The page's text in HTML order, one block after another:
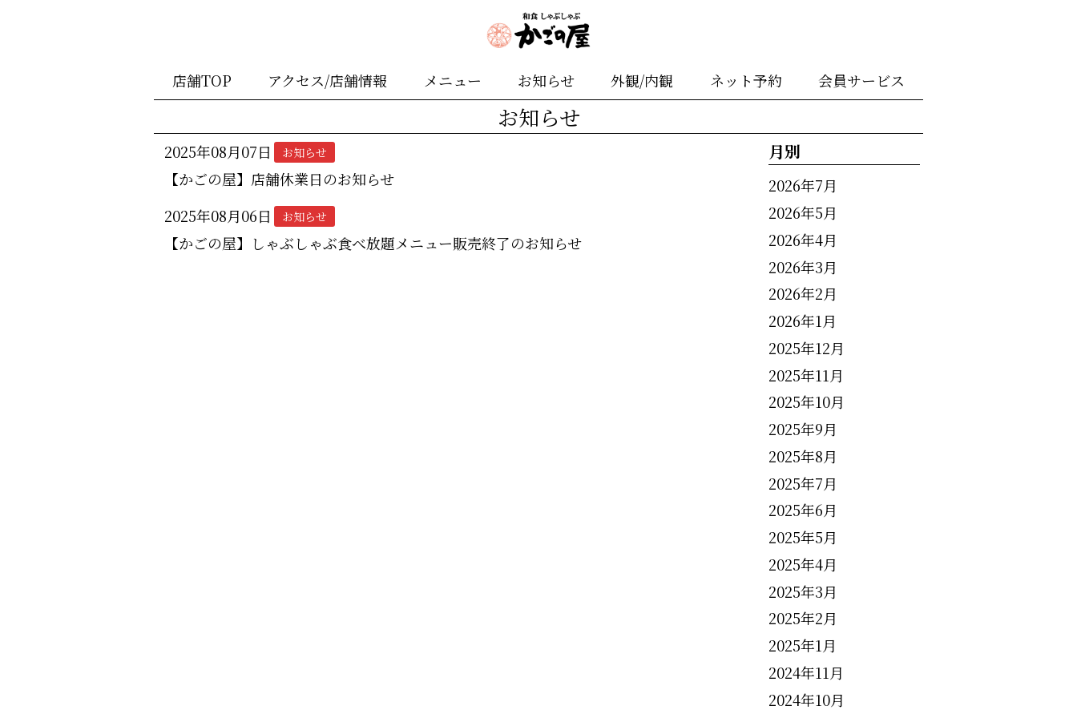
店舗TOP アクセス/店舗情報 メニュー お知らせ 外観/内観 ネット予約 会員サービス
お知らせ
2025年08月07日 お知らせ
【かごの屋】店舗休業日のお知らせ
2025年08月06日
お知らせ
【かごの屋】しゃぶしゃぶ食べ放題メニュー販売終了のお知らせ
月別
2026年7月
2026年5月
2026年4月
2026年3月
2026年2月
2026年1月
2025年12月
2025年11月
2025年10月
2025年9月
2025年8月
2025年7月
2025年6月
2025年5月
2025年4月
2025年3月
2025年2月
2025年1月
2024年11月
2024年10月